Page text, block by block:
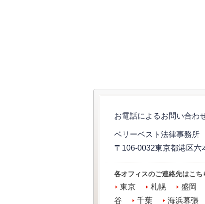
お電話によるお問い合わ
ベリーベスト法律事務所
〒106-0032東京都港区
各オフィスのご連絡先はこち
東京 札幌 盛岡
谷
千葉 海浜幕張